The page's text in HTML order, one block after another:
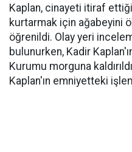
Kaplan, cinayeti itiraf
kurtarmak için ağabeyini
öğrenildi. Olay yeri
bulunurken, Kadir
Kurumu morguna
Kaplan'ın emniyetteki